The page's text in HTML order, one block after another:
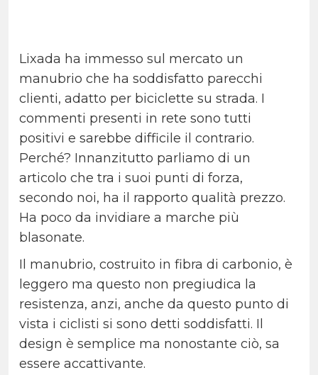
Lixada ha immesso sul mercato un
manubrio che ha soddisfatto parecchi
clienti, adatto per biciclette su strada. I
commenti presenti in rete sono tutti
positivi e sarebbe difficile il contrario.
Perché? Innanzitutto parliamo di un
articolo che tra i suoi punti di forza,
secondo noi, ha il rapporto qualità prezzo.
Ha poco da invidiare a marche più
blasonate.
Il manubrio, costruito in fibra di carbonio, è
leggero ma questo non pregiudica la
resistenza, anzi, anche da questo punto di
vista i ciclisti si sono detti soddisfatti. Il
design è semplice ma nonostante ciò, sa
essere accattivante.